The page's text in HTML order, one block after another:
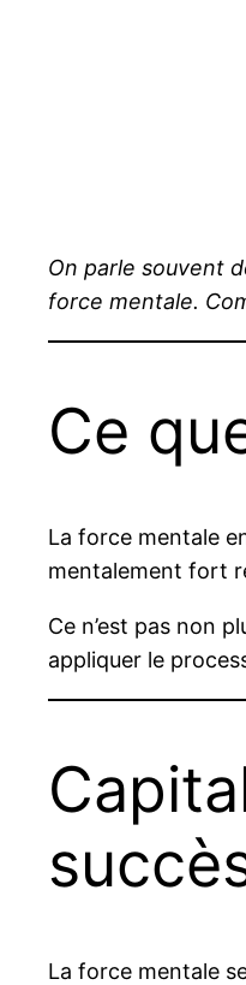
On parle souvent
force mentale.
Ce
La force mentale
mentalement fort
Ce n’est pas non
appliquer le
La force mentale